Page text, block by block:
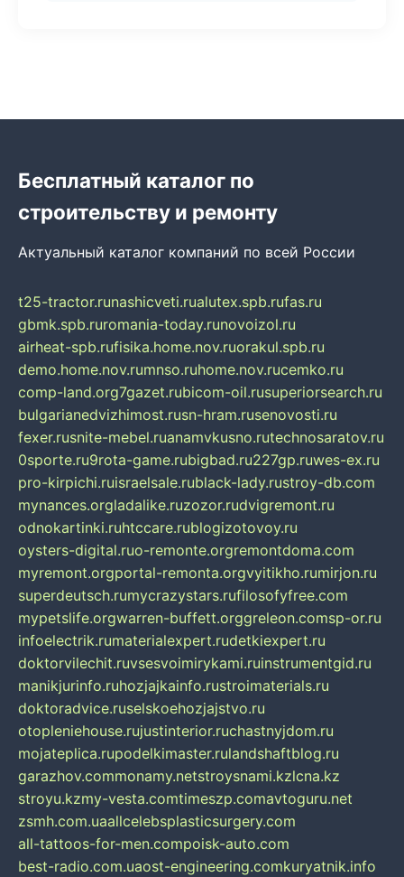
Бесплатный каталог по
строительству и ремонту
Актуальный каталог компаний по всей России
t25-tractor.runashicveti.rualutex.spb.rufas.ru
gbmk.spb.ruromania-today.runovoizol.ru
airheat-spb.rufisika.home.nov.ruorakul.spb.ru
demo.home.nov.rumnso.ruhome.nov.rucemko.ru
comp-land.org7gazet.rubicom-oil.rusuperiorsearch.ru
bulgarianedvizhimost.rusn-hram.rusenovosti.ru
fexer.rusnite-mebel.ruanamvkusno.rutechnosaratov.ru
0sporte.ru9rota-game.rubigbad.ru227gp.ruwes-ex.ru
pro-kirpichi.ruisraelsale.rublack-lady.rustroy-db.com
mynances.orgladalike.ruzozor.rudvigremont.ru
odnokartinki.ruhtccare.rublogizotovoy.ru
oysters-digital.ruo-remonte.orgremontdoma.com
myremont.orgportal-remonta.orgvyitikho.rumirjon.ru
superdeutsch.rumycrazystars.rufilosofyfree.com
mypetslife.orgwarren-buffett.orggreleon.comsp-or.ru
infoelectrik.rumaterialexpert.rudetkiexpert.ru
doktorvilechit.ruvsesvoimirykami.ruinstrumentgid.ru
manikjurinfo.ruhozjajkainfo.rustroimaterials.ru
doktoradvice.ruselskoehozjajstvo.ru
otopleniehouse.rujustinterior.ruchastnyjdom.ru
mojateplica.rupodelkimaster.rulandshaftblog.ru
garazhov.commonamy.netstroysnami.kzlcna.kz
stroyu.kzmy-vesta.comtimeszp.comavtoguru.net
zsmh.com.uaallcelebsplasticsurgery.com
all-tattoos-for-men.compoisk-auto.com
best-radio.com.uaost-engineering.comkuryatnik.info